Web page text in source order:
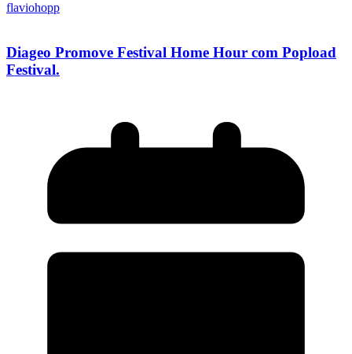
flaviohopp
Diageo Promove Festival Home Hour com Popload
Festival.